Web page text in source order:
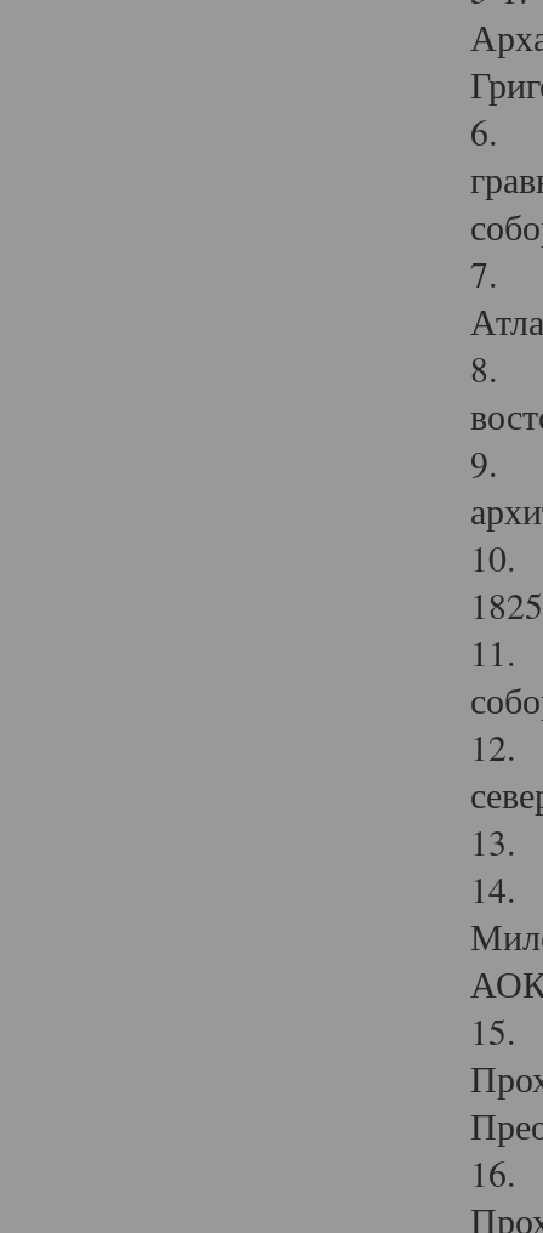
6.
7.
8.
9.
10.
11.
12.
13.
14.
15.
16.